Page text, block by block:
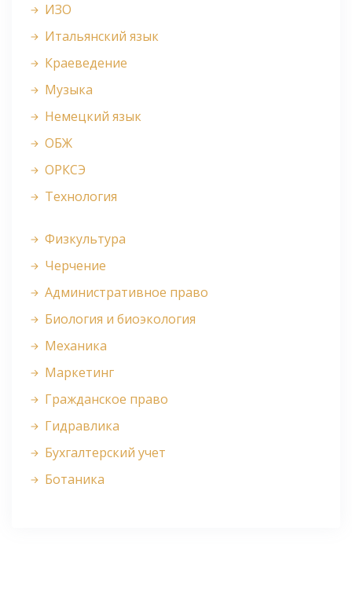
ИЗО
Итальянский язык
Краеведение
Музыка
Немецкий язык
ОБЖ
ОРКСЭ
Технология
Физкультура
Черчение
Административное право
Биология и биоэкология
Механика
Маркетинг
Гражданское право
Гидравлика
Бухгалтерский учет
Ботаника